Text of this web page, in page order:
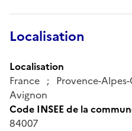
Localisation
Localisation
France ; Provence-
Avignon
Code INSEE de la
84007